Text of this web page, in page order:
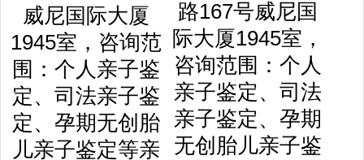
路167号威尼国
际大厦1945室，
咨询范围：个人
亲子鉴定、司法
亲子鉴定、孕期
无创胎儿亲子鉴